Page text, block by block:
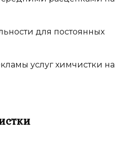
для постоянных
услуг химчистки на